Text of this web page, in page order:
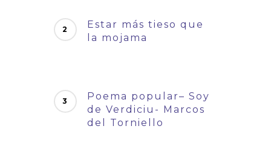
Estar más tieso que
la mojama
Poema popular– Soy
de Verdiciu- Marcos
del Torniello